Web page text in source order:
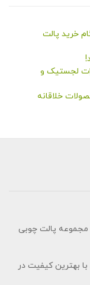
خرید پالت
لجستیک و
خلاقانه
مجموعه پالت چوبی
بهترین کیفیت در